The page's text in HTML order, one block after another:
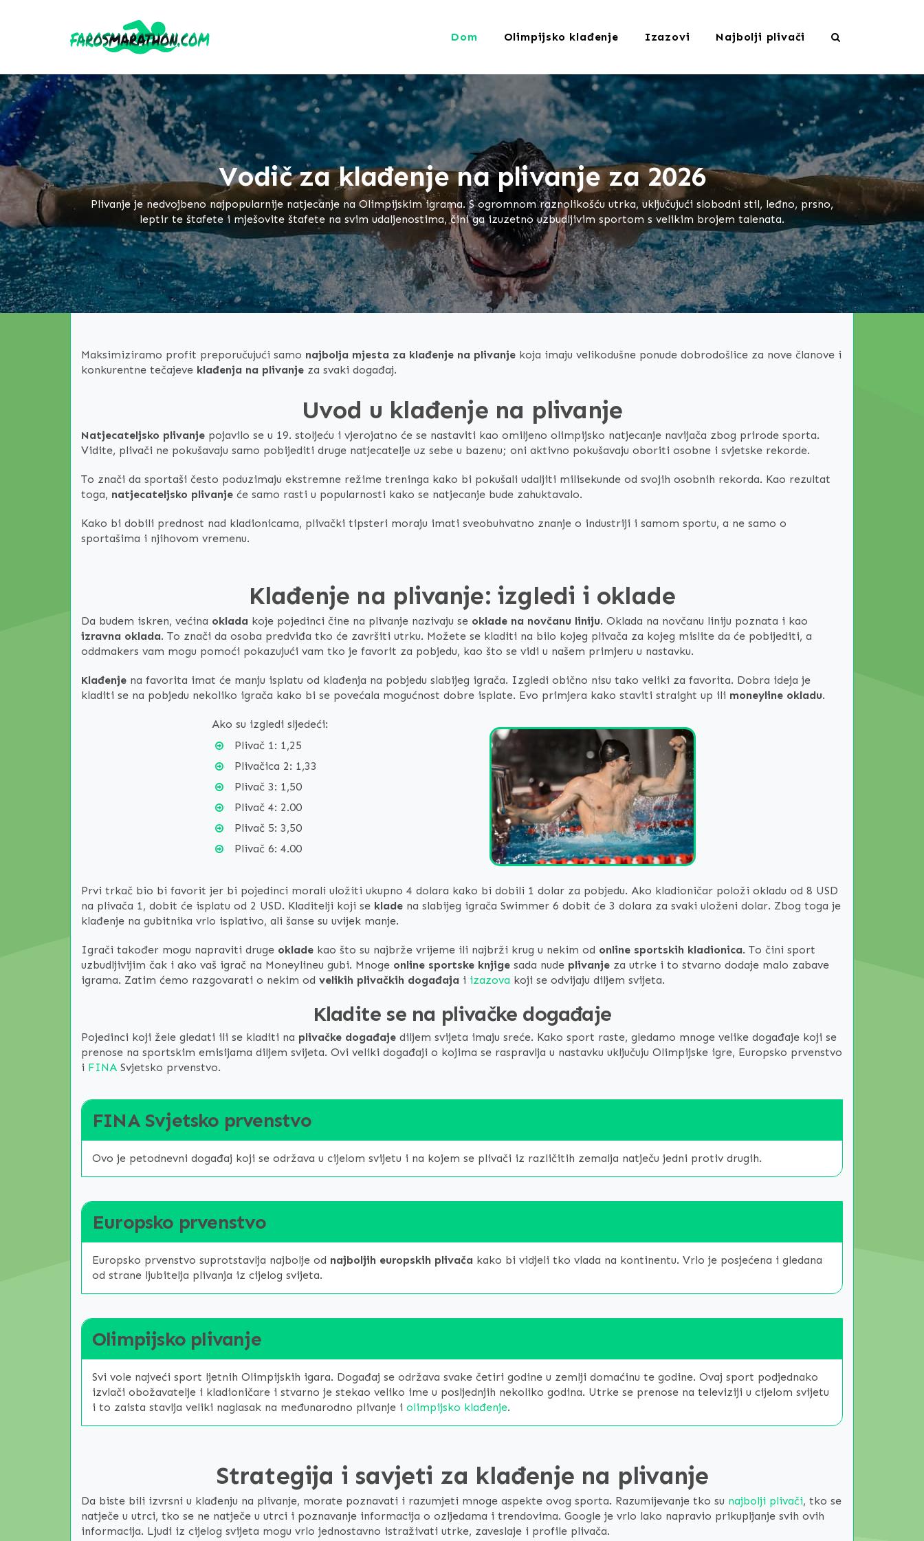
Dom Olimpijsko klađenje Izazovi Najbolji plivači
Vodič za klađenje na plivanje za 2026
Plivanje je nedvojbeno najpopularnije natjecanje na Olimpijskim igrama. S ogromnom raznolikošću utrka, uključujući slobodni stil, leđno, prsno,
leptir te štafete i mješovite štafete na svim udaljenostima, čini ga izuzetno uzbudljivim sportom s velikim brojem talenata.
Maksimiziramo profit preporučujući samo najbolja mjesta za klađenje na plivanje koja imaju velikodušne ponude dobrodošlice za nove članove i
konkurentne tečajeve klađenja na plivanje za svaki događaj.
Uvod u klađenje na plivanje
Natjecateljsko plivanje pojavilo se u 19. stoljeću i vjerojatno će se nastaviti kao omiljeno olimpijsko natjecanje navijača zbog prirode sporta.
Vidite, plivači ne pokušavaju samo pobijediti druge natjecatelje uz sebe u bazenu; oni aktivno pokušavaju oboriti osobne i svjetske rekorde.
To znači da sportaši često poduzimaju ekstremne režime treninga kako bi pokušali udaljiti milisekunde od svojih osobnih rekorda. Kao rezultat
toga, natjecateljsko plivanje će samo rasti u popularnosti kako se natjecanje bude zahuktavalo.
Kako bi dobili prednost nad kladionicama, plivački tipsteri moraju imati sveobuhvatno znanje o industriji i samom sportu, a ne samo o
sportašima i njihovom vremenu.
Klađenje na plivanje: izgledi i oklade
Da budem iskren, većina oklada koje pojedinci čine na plivanje nazivaju se oklade na novčanu liniju. Oklada na novčanu liniju poznata i kao
izravna oklada. To znači da osoba predviđa tko će završiti utrku. Možete se kladiti na bilo kojeg plivača za kojeg mislite da će pobijediti, a
oddmakers vam mogu pomoći pokazujući vam tko je favorit za pobjedu, kao što se vidi u našem primjeru u nastavku.
Klađenje na favorita imat će manju isplatu od klađenja na pobjedu slabijeg igrača. Izgledi obično nisu tako veliki za favorita. Dobra ideja je
kladiti se na pobjedu nekoliko igrača kako bi se povećala mogućnost dobre isplate. Evo primjera kako staviti straight up ili moneyline okladu.
Ako su izgledi sljedeći:
Plivač 1: 1,25
Plivačica 2: 1,33
Plivač 3: 1,50
Plivač 4: 2.00
Plivač 5: 3,50
Plivač 6: 4.00
Prvi trkač bio bi favorit jer bi pojedinci morali uložiti ukupno 4 dolara kako bi dobili 1 dolar za pobjedu. Ako kladioničar položi okladu od 8 USD
na plivača 1, dobit će isplatu od 2 USD. Kladitelji koji se klade na slabijeg igrača Swimmer 6 dobit će 3 dolara za svaki uloženi dolar. Zbog toga je
klađenje na gubitnika vrlo isplativo, ali šanse su uvijek manje.
Igrači također mogu napraviti druge oklade kao što su najbrže vrijeme ili najbrži krug u nekim od online sportskih kladionica. To čini sport
uzbudljivijim čak i ako vaš igrač na Moneylineu gubi. Mnoge online sportske knjige sada nude plivanje za utrke i to stvarno dodaje malo zabave
igrama. Zatim ćemo razgovarati o nekim od velikih plivačkih događaja i izazova koji se odvijaju diljem svijeta.
Kladite se na plivačke događaje
Pojedinci koji žele gledati ili se kladiti na plivačke događaje diljem svijeta imaju sreće. Kako sport raste, gledamo mnoge velike događaje koji se
prenose na sportskim emisijama diljem svijeta. Ovi veliki događaji o kojima se raspravlja u nastavku uključuju Olimpijske igre, Europsko prvenstvo
i FINA Svjetsko prvenstvo.
FINA Svjetsko prvenstvo
Ovo je petodnevni događaj koji se održava u cijelom svijetu i na kojem se plivači iz različitih zemalja natječu jedni protiv drugih.
Europsko prvenstvo
Europsko prvenstvo suprotstavlja najbolje od najboljih europskih plivača kako bi vidjeli tko vlada na kontinentu. Vrlo je posjećena i gledana
od strane ljubitelja plivanja iz cijelog svijeta.
Olimpijsko plivanje
Svi vole najveći sport ljetnih Olimpijskih igara. Događaj se održava svake četiri godine u zemlji domaćinu te godine. Ovaj sport podjednako
izvlači obožavatelje i kladioničare i stvarno je stekao veliko ime u posljednjih nekoliko godina. Utrke se prenose na televiziji u cijelom svijetu
i to zaista stavlja veliki naglasak na međunarodno plivanje i olimpijsko klađenje.
Strategija i savjeti za klađenje na plivanje
Da biste bili izvrsni u klađenju na plivanje, morate poznavati i razumjeti mnoge aspekte ovog sporta. Razumijevanje tko su najbolji plivači, tko se
natječe u utrci, tko se ne natječe u utrci i poznavanje informacija o ozljedama i trendovima. Google je vrlo lako napravio prikupljanje svih ovih
informacija. Ljudi iz cijelog svijeta mogu vrlo jednostavno istraživati ​​utrke, zaveslaje i profile plivača.
SEARCH